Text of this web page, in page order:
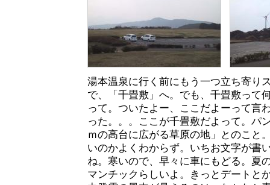
湯本温泉に行く前にもう一つ立ち寄り
で、「千畳敷」へ。でも、千畳敷って
って。ついたよー、ここだよーって言
った。。。ここが千畳敷だよって。パ
ｍの高台に広がる草原の地」とのこと
いのかよくわからず。いちお文字が書
ね。寒いので、早々に車にもどる。夏
マンチックらしいよ。きっとデートと